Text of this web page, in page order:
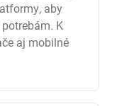
aby
K
aj mobilné